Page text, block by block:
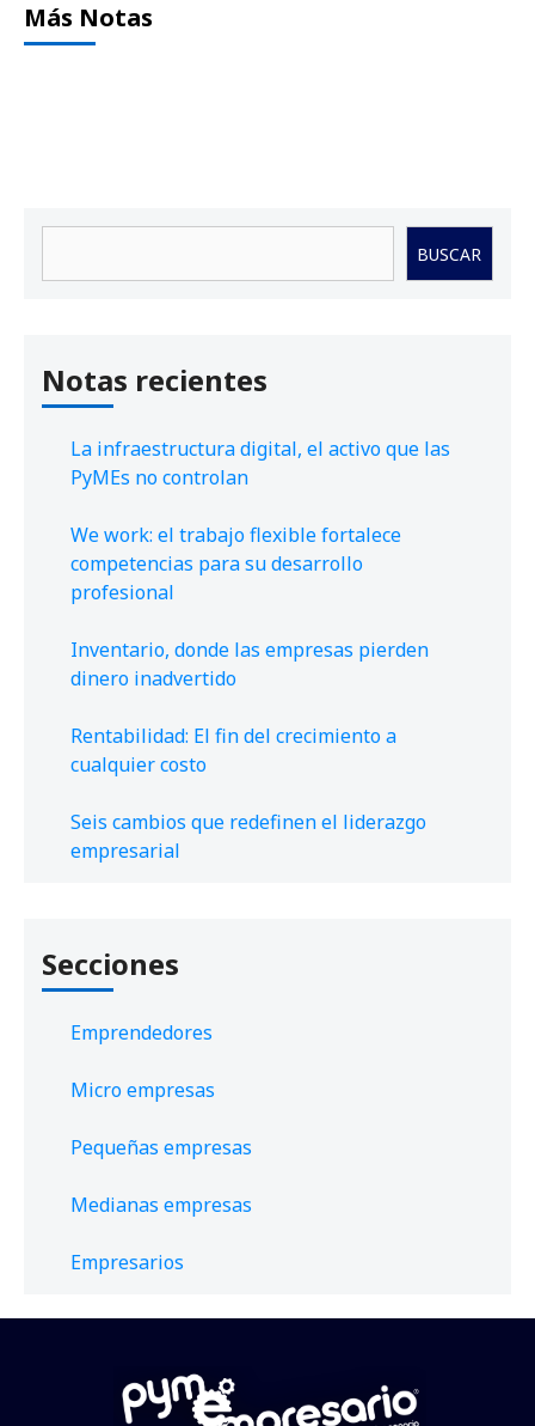
Más Notas
BUSCAR
Notas recientes
La infraestructura digital, el activo que las
PyMEs no controlan
We work: el trabajo flexible fortalece
competencias para su desarrollo
profesional
Inventario, donde las empresas pierden
dinero inadvertido
Rentabilidad: El fin del crecimiento a
cualquier costo
Seis cambios que redefinen el liderazgo
empresarial
Secciones
Emprendedores
Micro empresas
Pequeñas empresas
Medianas empresas
Empresarios